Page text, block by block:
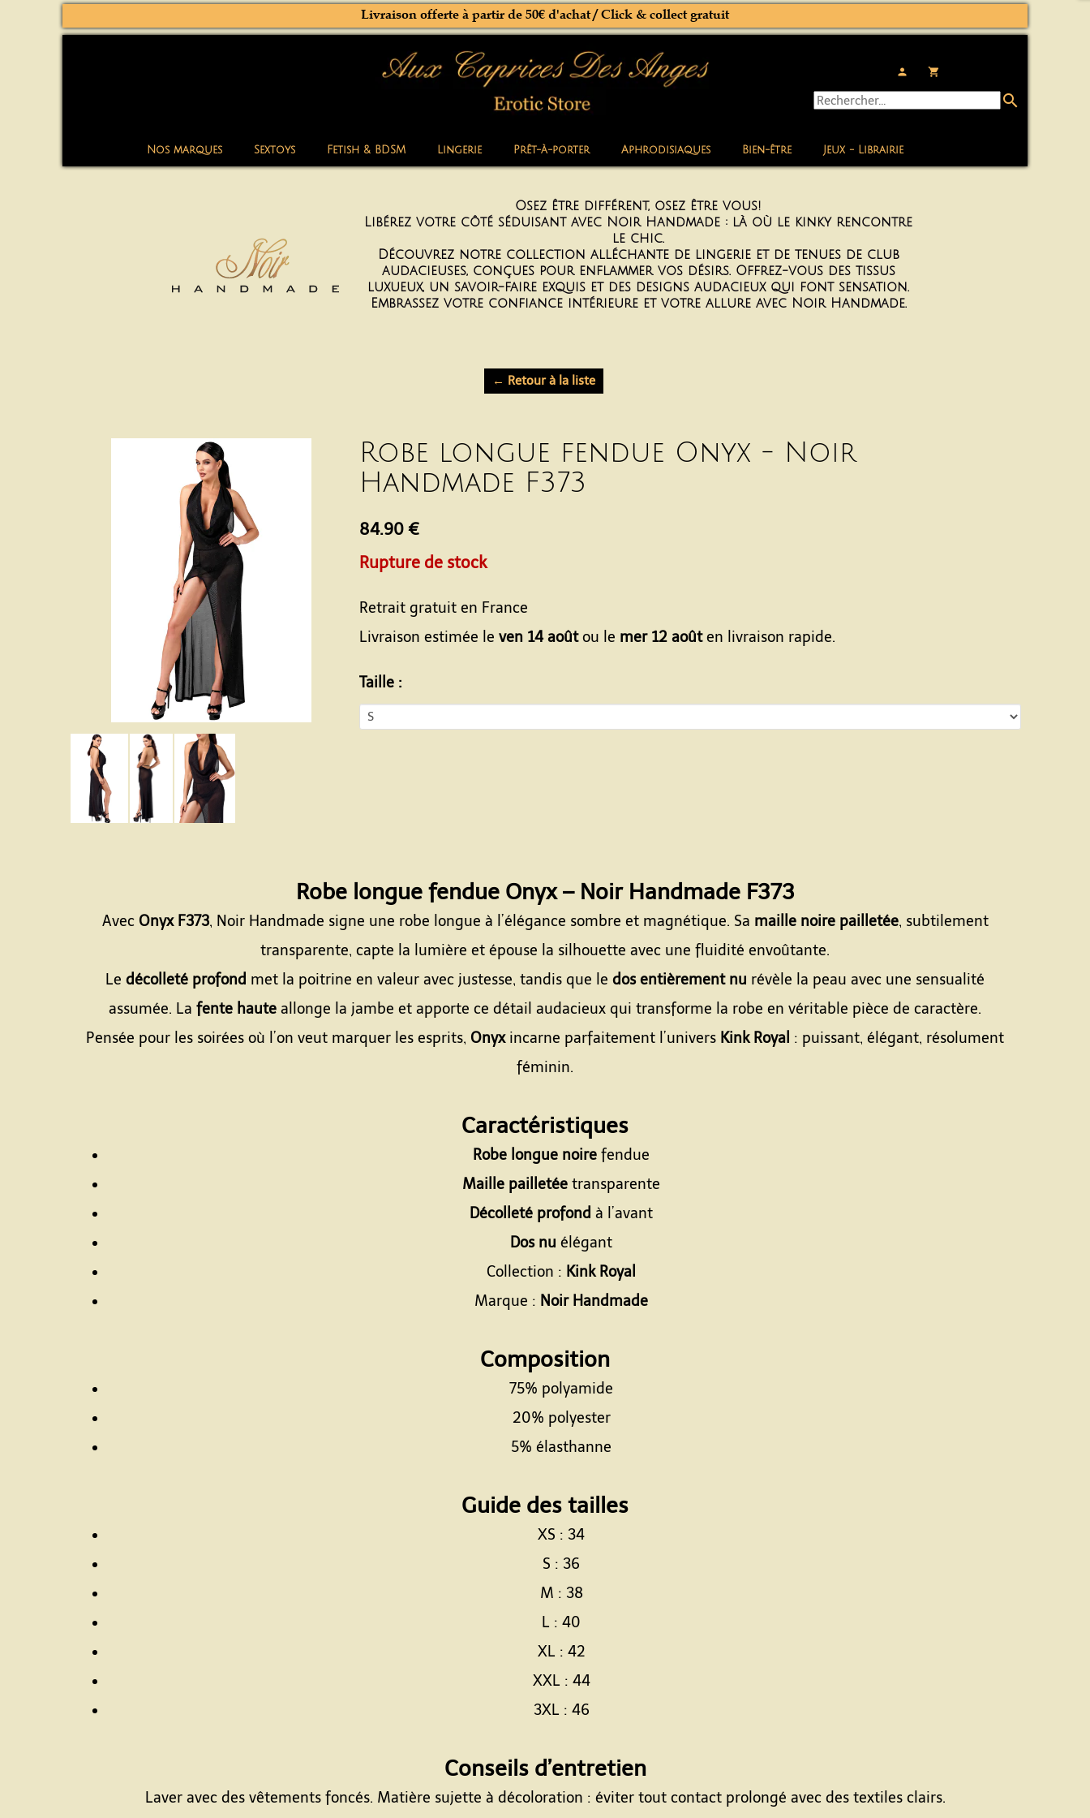
Nos marques Sextoys Fetish & BDSM Lingerie Prêt-à-porter Aphrodisiaques Bien-être Jeux - Librairie
person local_grocery_store
Livraison offerte à partir de 50€ d'achat / Click & collect gratuit
search
Osez être différent, osez être vous!
Libérez votre côté séduisant avec Noir Handmade : là où le kinky rencontre
le chic.
Découvrez notre collection alléchante de lingerie et de tenues de club
audacieuses, conçues pour enflammer vos désirs. Offrez-vous des tissus
luxueux, un savoir-faire exquis et des designs audacieux qui font sensation.
Embrassez votre confiance intérieure et votre allure avec Noir Handmade.
← Retour à la liste
Robe longue fendue Onyx - Noir
Handmade F373
84.90 €
Rupture de stock
Retrait gratuit en France
Livraison estimée le ven 14 aoûtou le mer 12 aoûten livraison rapide.
Taille :
Robe longue fendue Onyx – Noir Handmade F373
Avec Onyx F373, Noir Handmade signe une robe longue à l’élégance sombre et magnétique. Sa maille noire pailletée, subtilement
transparente, capte la lumière et épouse la silhouette avec une fluidité envoûtante.
Le décolleté profond met la poitrine en valeur avec justesse, tandis que le dos entièrement nu révèle la peau avec une sensualité
assumée. La fente haute allonge la jambe et apporte ce détail audacieux qui transforme la robe en véritable pièce de caractère.
Pensée pour les soirées où l’on veut marquer les esprits, Onyxincarne parfaitement l’univers Kink Royal : puissant, élégant, résolument
féminin.
Caractéristiques
Robe longue noire fendue
Maille pailletée transparente
Décolleté profond à l’avant
Dos nu élégant
Collection : Kink Royal
Marque : Noir Handmade
Composition
75% polyamide
20% polyester
5% élasthanne
Guide des tailles
XS : 34
S : 36
M : 38
L : 40
XL : 42
XXL : 44
3XL : 46
Conseils d’entretien
Laver avec des vêtements foncés. Matière sujette à décoloration : éviter tout contact prolongé avec des textiles clairs.